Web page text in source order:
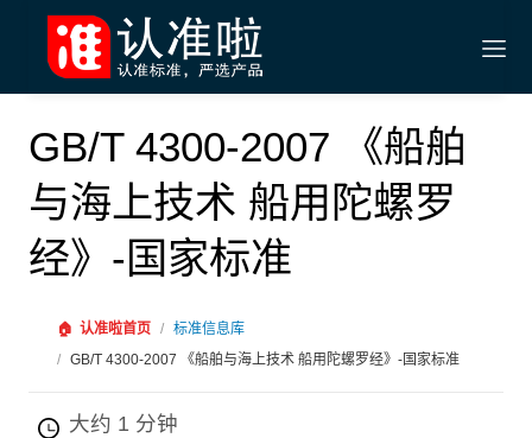
GB/T 4300-2007 《船舶
与海上技术 船用陀螺罗
经》-国家标准
🏠 认准啦首页 / 标准信息库
/ GB/T 4300-2007 《船舶与海上技术 船用陀螺罗经》-国家标准
大约 1 分钟